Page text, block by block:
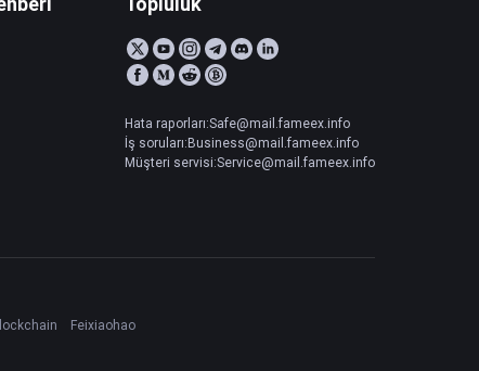
Hata raporları:Safe@mail.fameex.info
İş soruları:Business@mail.fameex.info
Müşteri servisi:Service@mail.fameex.info
Feixiaohao